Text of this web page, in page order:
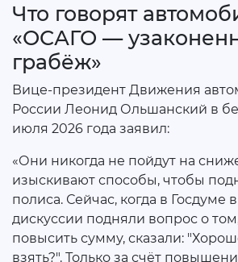
Что говорят
«ОСАГО —
грабёж»
Вице-президент Движения
России Леонид Ольшанский в
июля 2026 года заявил:
«Они никогда не пойдут на
изыскивают способы, чтобы
полиса. Сейчас, когда в Госдуме
дискуссии подняли вопрос о
повысить сумму, сказали:
взять?". Только за счёт